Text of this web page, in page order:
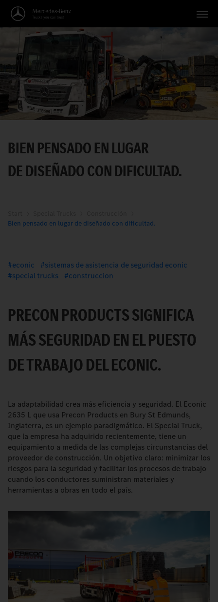
Vehículos
Temas
Servicio
Español
BIEN PENSADO EN LUGAR
DE DISEÑADO CON DIFICULTAD.
Bien pensado en lugar de diseñado con dificultad.
econic
sistemas de asistencia de seguridad econic
special trucks
construccion
PRECON PRODUCTS SIGNIFICA
MÁS SEGURIDAD EN EL PUESTO
DE TRABAJO DEL ECONIC.
La adaptabilidad crea más eficiencia y seguridad. El Econic
2635 L que usa Precon Products en Bury St Edmunds,
Inglaterra, es un ejemplo paradigmático. El Special Truck,
que la empresa ha adquirido recientemente, tiene un
equipamiento a medida de las complejas circunstancias del
proveedor de construcción. Un objetivo claro: minimizar los
riesgos para la seguridad y facilitar los procesos de trabajo
cuando los conductores suministran materiales y
herramientas a obras en todo el país.